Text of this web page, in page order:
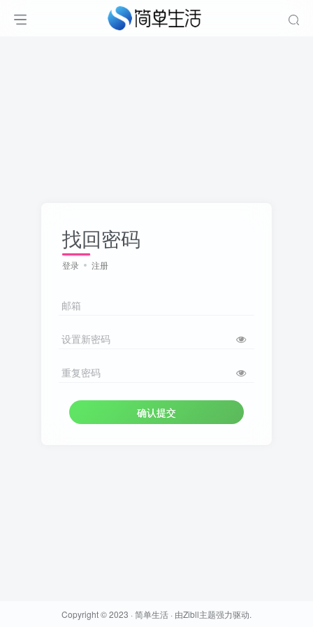
找回密码
登录 注册
邮箱
设置新密码
重复密码
确认提交
Copyright © 2023 · 简单生活 · 由Zibll主题强力驱动.